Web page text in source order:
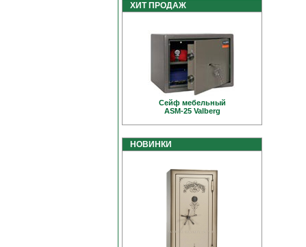
ХИТ ПРОДАЖ
Сейф мебельный
ASM-25 Valberg
НОВИНКИ